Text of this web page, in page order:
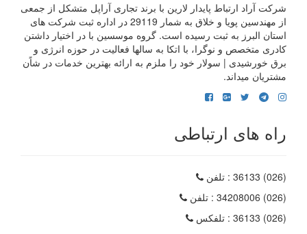
شرکت آراد ارتباط پایدار لارین با برند تجاری آراپل متشکل از جمعی
از مهندسین پویا و خلاق به شمار 29119 در اداره ثبت شرکت های
استان البرز به ثبت رسیده است. گروه موسسین با در اختیار داشتن
کادری متخصص و نوگرا، با اتکا به سالها فعالیت در حوزه انرژی و
برق خورشیدی | سولار خود را ملزم به ارائه بهترین خدمات در شاًن
مشتریان میداند.
راه های ارتباطی
(026) 36133
: تلفن
(026) 34208006
: تلفن
(026) 36133
: تلفکس